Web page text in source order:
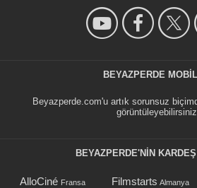
BEYAZPERDE
Beyazperde.com'u artık sorunsuz
BEYAZPERDE'NIN
AlloCiné Fransa Filmstarts Almanya